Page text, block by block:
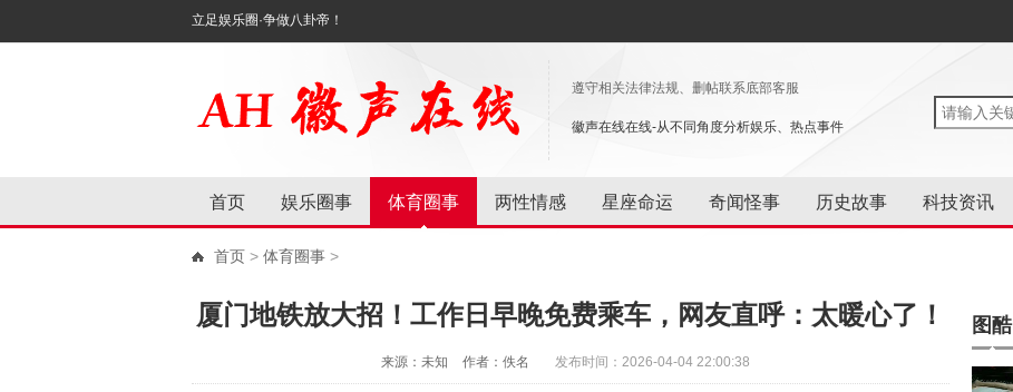
立足娱乐圈·争做八卦帝！
遵守相关法律法规、删帖联系底部客服
徽声在线在线-从不同角度分析娱乐、热点事件
首页 娱乐圈事 体育圈事 两性情感 星座命运 奇闻怪事 历史故事 科技资讯
首页 > 体育圈事 >
厦门地铁放大招！工作日早晚免费乘车，网友直呼：太暖心了！
来源：未知 作者：佚名 发布时间：2026-04-04 22:00:38
图酷